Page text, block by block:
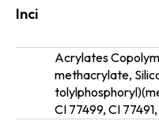
Inci
Acrylates
methacrylate,
CI 77499, CI